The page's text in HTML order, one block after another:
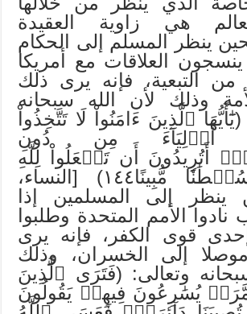
هي زاوية العقيدة
ينظر المسلم إلى الحكام
العلاقات مع أمريكا
التبعية، فإنه يرى ذلك
وذلك لأن الله سبحانه
ٱلَّذِينَ ءَامَنُواْ لَا تَتَّخِذُواْ
أَوۡلِيَآءَ مِن دُونِ
أَن تَجۡعَلُواْ لِلَّهِ
عَلَيۡكُمۡ سُلۡطَٰنٗا مُّبِينًا١٤٤) [النساء،
ينظر إلى المسلمين إذا
الأمم المتحدة وطلبوا
قوى الكفر، فإنه يرى
إلى الخسران، وذلك
وتعالى: (فَتَرَى ٱلَّذِينَ
يُسَٰرِعُونَ فِيهِمۡ يَقُولُونَ